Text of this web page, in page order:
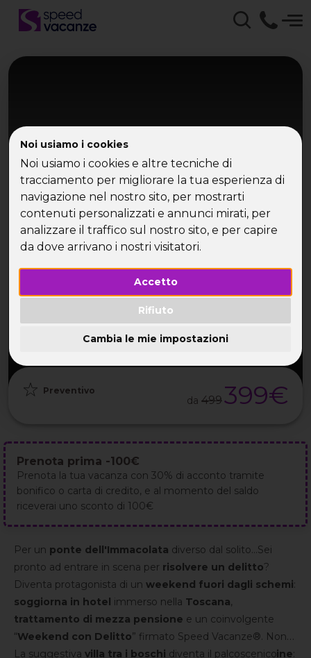
Noi usiamo i cookies
Noi usiamo i cookies e altre tecniche di
tracciamento per migliorare la tua esperienza di
navigazione nel nostro sito, per mostrarti
contenuti personalizzati e annunci mirati, per
analizzare il traffico sul nostro sito, e per capire
da dove arrivano i nostri visitatori.
Accetto
Rifiuto
Cambia le mie impostazioni
Toscana
Weekend con Delitto
05 Dic
Preventivo
da 499399€
Prenota prima -100€
Prenota la tua vacanza con 30% di acconto tramite
bonifico o carta di credito, e al momento del saldo
riceverai uno sconto di 100€
Per un ponte dell'Immacolata diverso dal solito...Sei
pronto ad entrare in scena per risolvere un delitto?
Diventa protagonista di un weekend fuori dagli schemi:
soggiorna in hotel immerso nella Toscana,
trattamento di mezza pensione e un coinvolgente
“Weekend con Delitto” firmato Speed Vacanze®. Non
sarai semplice spettatore, maparte attiva dell’indagine:
La suggestiva villa tra i boschi diventa il palcoscenico